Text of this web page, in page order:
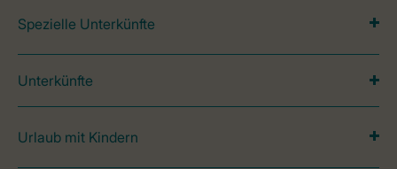
Spezielle Unterkünfte
Unterkünfte
Urlaub mit Kindern